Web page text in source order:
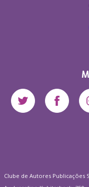
Clube de Autores Publicações